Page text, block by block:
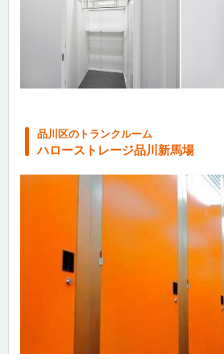
品川区のトランクルーム
ハローストレージ品川新馬場